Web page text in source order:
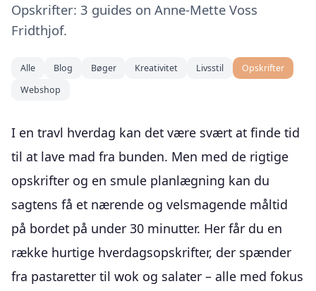
Opskrifter: 3 guides on Anne-Mette Voss
Fridthjof.
Alle Blog Bøger Kreativitet Livsstil
Opskrifter
Webshop
I en travl hverdag kan det være svært at finde tid
til at lave mad fra bunden. Men med de rigtige
opskrifter og en smule planlægning kan du
sagtens få et nærende og velsmagende måltid
på bordet på under 30 minutter. Her får du en
række hurtige hverdagsopskrifter, der spænder
fra pastaretter til wok og salater – alle med fokus